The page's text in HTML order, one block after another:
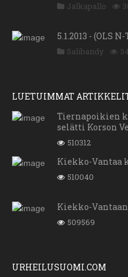
Jalkapallo
5.1.2013 - (OLS
Salibandy
LUETUIMMAT
Tiernapoikien
selätti Korson
510312
Kiekko-Vantaa
510040
Kiekko-
509569
URHEILUSUOMI.COM